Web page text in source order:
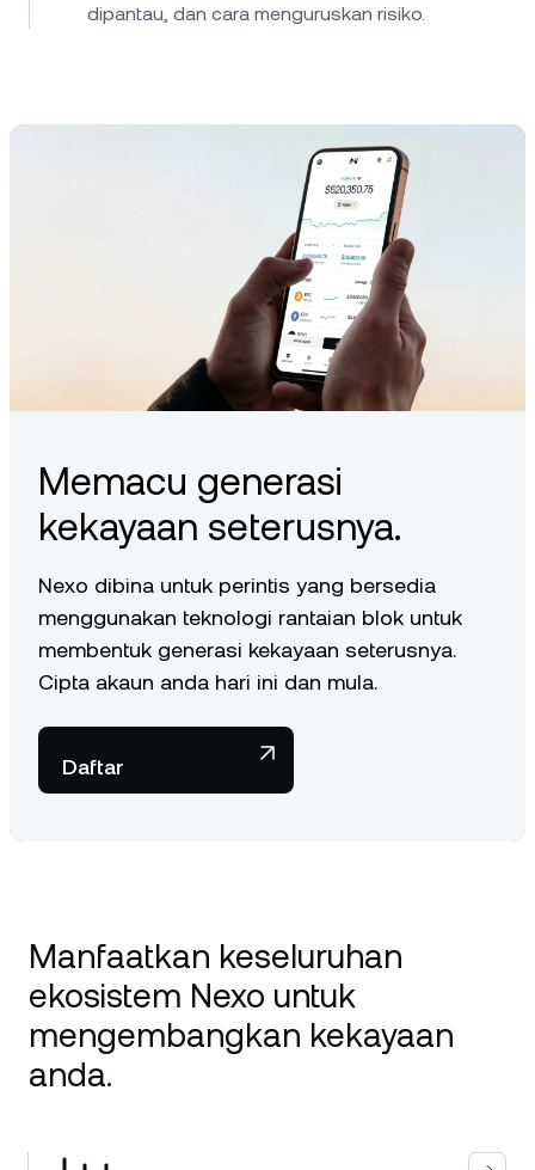
dipantau, dan cara menguruskan risiko.
Memacu generasi
kekayaan seterusnya.
Nexo dibina untuk perintis yang bersedia
menggunakan teknologi rantaian blok untuk
membentuk generasi kekayaan seterusnya.
Cipta akaun anda hari ini dan mula.
Daftar
Manfaatkan keseluruhan
ekosistem Nexo untuk
mengembangkan kekayaan
anda.